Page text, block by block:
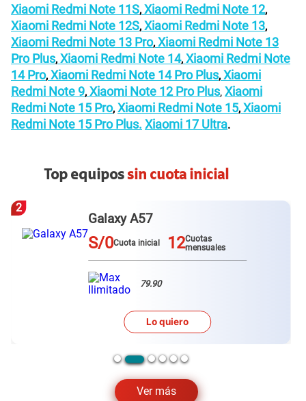
Xiaomi Redmi Note 11S, Xiaomi Redmi Note 12,
Xiaomi Redmi Note 12S, Xiaomi Redmi Note 13,
Xiaomi Redmi Note 13 Pro, Xiaomi Redmi Note 13
Pro Plus, Xiaomi Redmi Note 14, Xiaomi Redmi Note
14 Pro, Xiaomi Redmi Note 14 Pro Plus, Xiaomi
Redmi Note 9, Xiaomi Note 12 Pro Plus, Xiaomi
Redmi Note 15 Pro, Xiaomi Redmi Note 15, Xiaomi
Redmi Note 15 Pro Plus. Xiaomi 17 Ultra.
Top equipossin cuota inicial
Ver más
3
Redmi Note 15 pro plus
S/0 Cuota inicial12mensuales
Lo quiero